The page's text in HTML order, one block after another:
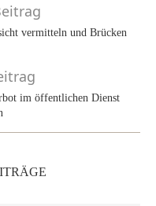
vermitteln und Brücken
im öffentlichen Dienst